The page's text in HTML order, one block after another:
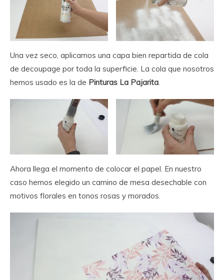
Una vez seco, aplicamos una capa bien repartida de cola
de decoupage por toda la superficie. La cola que nosotros
hemos usado es la de Pinturas La Pajarita.
Ahora llega el momento de colocar el papel. En nuestro
caso hemos elegido un camino de mesa desechable con
motivos florales en tonos rosas y morados.